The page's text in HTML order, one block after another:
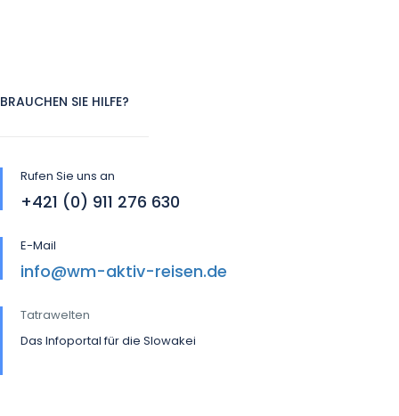
BRAUCHEN SIE HILFE?
Rufen Sie uns an
+421 (0) 911 276 630
E-Mail
info@wm-aktiv-reisen.de
Tatrawelten
Das Infoportal für die Slowakei